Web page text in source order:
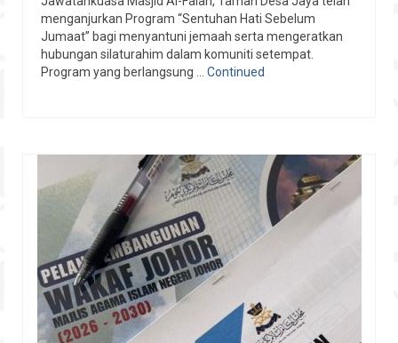
menganjurkan Program “Sentuhan Hati Sebelum
Jumaat” bagi menyantuni jemaah serta mengeratkan
hubungan silaturahim dalam komuniti setempat.
Program yang berlangsung … Continued